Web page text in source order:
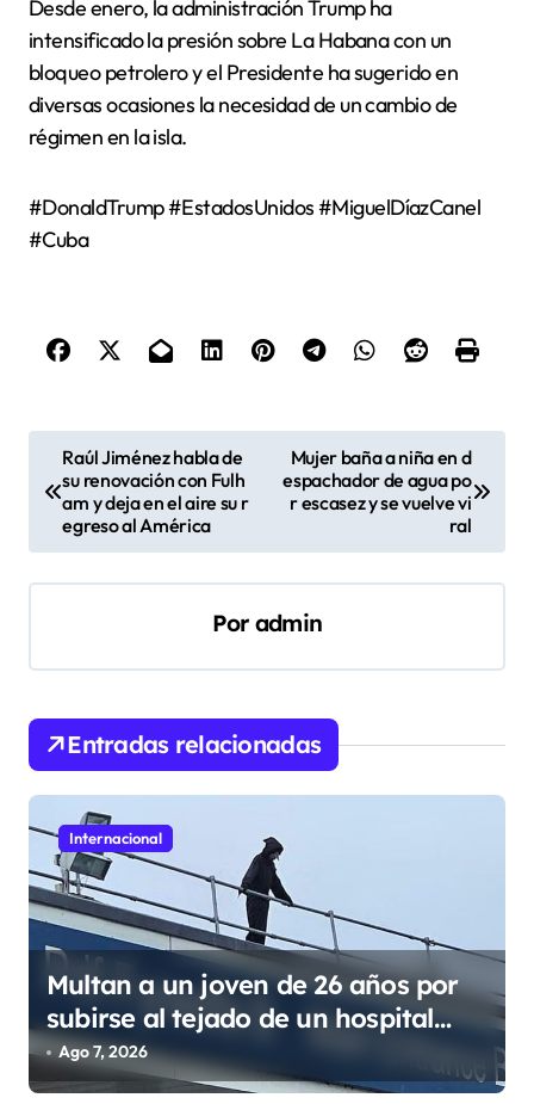
Desde enero, la administración Trump ha
intensificado la presión sobre La Habana con un
bloqueo petrolero y el Presidente ha sugerido en
diversas ocasiones la necesidad de un cambio de
régimen en la isla.
#DonaldTrump #EstadosUnidos #MiguelDíazCanel
#Cuba
a
i
ó
n
d
e
e
n
r
a
Raúl Jiménez habla de
su renovación con Fulh
am y deja en el aire su r
egreso al América
Mujer baña a niña en d
espachador de agua po
r escasez y se vuelve vi
ral
Por admin
Entradas relacionadas
Internacional
Multan a un joven de 26 años por
subirse al tejado de un hospital
disfrazado de «La Muerte» en
Gales
Ago 7, 2026